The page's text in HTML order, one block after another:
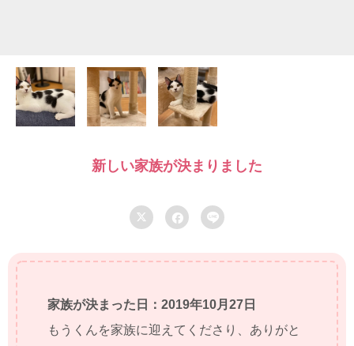
新しい家族が決まりました
  
家族が決まった日：2019年10月27日
もうくんを家族に迎えてくださり、ありがと